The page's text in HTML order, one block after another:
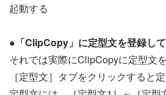
起動する
●「ClipCopy」に定型文を登録し
それでは実際にClipCopyに定型文
［定型文］タブをクリックすると